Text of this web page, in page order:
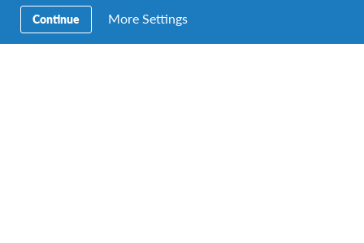
Word gastgezin
Continue More Settings